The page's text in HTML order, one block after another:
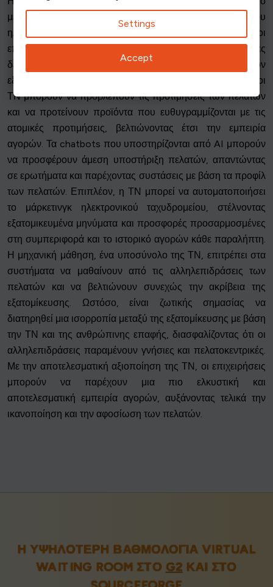
με τον οποίο οι επιχειρήσεις εξατομικεύουν την εμπειρία του
ηλεκτρονικού εμπορίου. Με την αξιοποίηση της ΤΝ, οι
επιχειρήσεις μπορούν να αναλύουν τεράστιες ποσότητες
δεδομένων σε πραγματικό χρόνο για να παρέχουν
εξαιρετικά εξατομικευμένες αλληλεπιδράσεις. Οι αλγόριθμοι
ΤΝ μπορούν να προβλέπουν τις προτιμήσεις των πελατών
και να προτείνουν προϊόντα που ευθυγραμμίζονται με τις
ατομικές προτιμήσεις, βελτιώνοντας έτσι την εμπειρία
αγορών. Τα chatbots που υποστηρίζονται από AI μπορούν
να προσφέρουν άμεση υποστήριξη πελατών, απαντώντας
σε ερωτήματα και παρέχοντας συστάσεις με βάση τα προφίλ
των πελατών. Επιπλέον, η ΤΝ μπορεί να αυτοματοποιήσει
το μάρκετινγκ ηλεκτρονικού ταχυδρομείου, στέλνοντας
εξατομικευμένα μηνύματα και προσφορές προσαρμοσμένες
στη συμπεριφορά και το ιστορικό αγορών κάθε παραλήπτη.
Η μηχανική μάθηση, ένα υποσύνολο της ΤΝ, επιτρέπει στα
συστήματα να μαθαίνουν από τις αλληλεπιδράσεις των
πελατών και να βελτιώνουν συνεχώς την ακρίβεια της
εξατομίκευσης. Ωστόσο, είναι ζωτικής σημασίας να
διατηρηθεί μια ισορροπία μεταξύ της εξατομίκευσης με βάση
την ΤΝ και της ανθρώπινης επαφής, διασφαλίζοντας ότι οι
αλληλεπιδράσεις παραμένουν γνήσιες και πελατοκεντρικές.
Με την αποτελεσματική αξιοποίηση της ΤΝ, οι επιχειρήσεις
μπορούν να παρέχουν μια πιο ελκυστική και
αποτελεσματική εμπειρία αγορών, αυξάνοντας τελικά την
ικανοποίηση και την αφοσίωση των πελατών.
Η ΥΨΗΛΌΤΕΡΗ ΒΑΘΜΟΛΟΓΊΑ VIRTUAL
WAITING ROOM ΣΤΟ G2ΚΑΙ ΣΤΟ
Settings
Accept